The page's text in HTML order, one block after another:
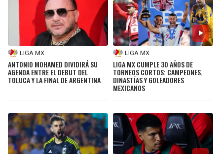
LIGA MX
ANTONIO MOHAMED DIVIDIRÁ SU
AGENDA ENTRE EL DEBUT DEL
TOLUCA Y LA FINAL DE ARGENTINA
LIGA MX
LIGA MX CUMPLE 30 AÑOS DE
TORNEOS CORTOS: CAMPEONES,
DINASTÍAS Y GOLEADORES
MEXICANOS